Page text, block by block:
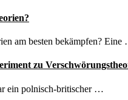
am besten bekämpfen? Eine
zu
ein polnisch-britischer …